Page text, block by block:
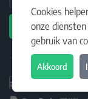
Cookies
onze
gebruik van
Akkoord